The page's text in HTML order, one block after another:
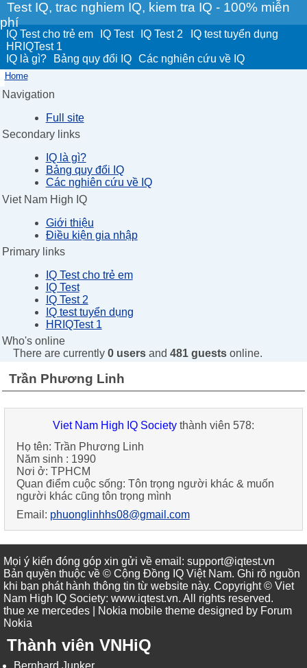
Test IQ, trac nghiem IQ, kiem tra IQ - 100% miễn
phí
IQ Test cho trẻ em IQ Test IQ Test 2
IQ test tuyển dụng
HRIQTest 1
IQ là gì?
Bảng quy đổi IQ Các nghiên cứu về IQ
Home
Navigation
Full site
Secondary links
IQ là gì?
Bảng quy đổi IQ
Các nghiên cứu về IQ
Viet Nam High IQ
Giới thiệu
Điều kiện gia nhập
Primary links
IQ Test cho trẻ em
IQ Test
IQ Test 2
IQ test tuyển dụng
HRIQTest 1
Who's online
There are currently 0 usersand 481 guestsonline.
Trần Phương Linh
Viet Nam High IQ Societythành viên 578:
Họ tên: Trần Phương Linh
Năm sinh : 1990
Nơi ở: TPHCM
Quan điểm cuộc sống: Tôn trọng người khác & muốn
người khác cũng tôn trọng mình
Email: phuonglinhhs08@gmail.com
Mọi ý kiến đóng góp xin gửi về email: support@iqtest.vn
Bản quyền thuộc về © Cộng Đồng IQ Việt Nam. Ghi rõ nguồn
khi bạn phát hành thông tin từ website này. Copyright © Viet
Nam High IQ Society: www.iqtest.vn. All rights reserved.
thue xe mercedes | Nokia mobile theme designed by Forum
Nokia
Thành viên VNHiQ